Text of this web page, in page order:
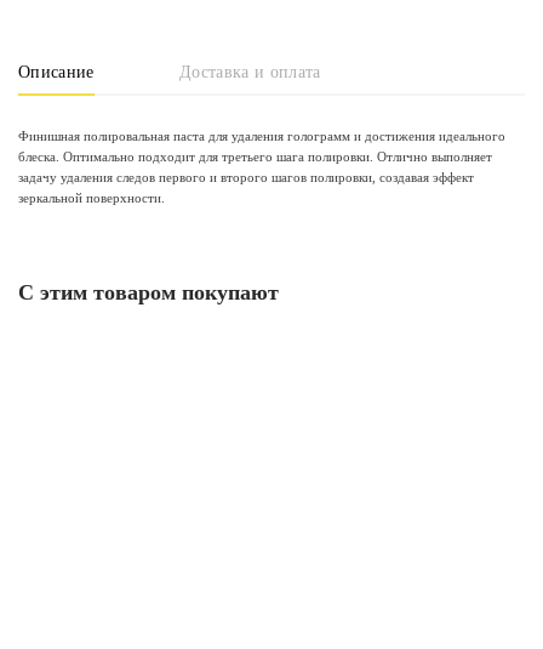
Описание Доставка и оплата
Финишная полировальная паста для удаления голограмм и достижения идеального
блеска. Оптимально подходит для третьего шага полировки. Отлично выполняет
задачу удаления следов первого и второго шагов полировки, создавая эффект
зеркальной поверхности.
С этим товаром покупают